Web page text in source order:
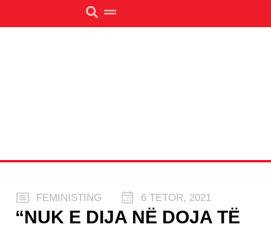
FEMINISTING 6 TETOR, 2021
“NUK E DIJA NË DOJA TË